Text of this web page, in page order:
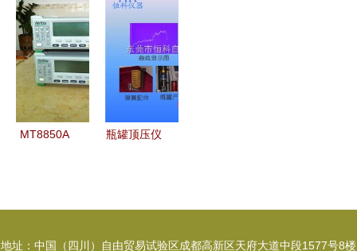
测试仪 精
工品质与长
沙科兴精密
仪器的专业
服务
定仪精准快
检，守护各
类物料质量
生命线
MT8850A
瓶罐顶压仪
地址：中国（四川）自由贸易试验区成都高新区天府大道中段1577号8楼